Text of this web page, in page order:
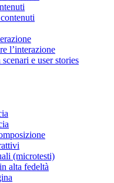
l’interazione
e user stories
(microtesti)
alta fedeltà